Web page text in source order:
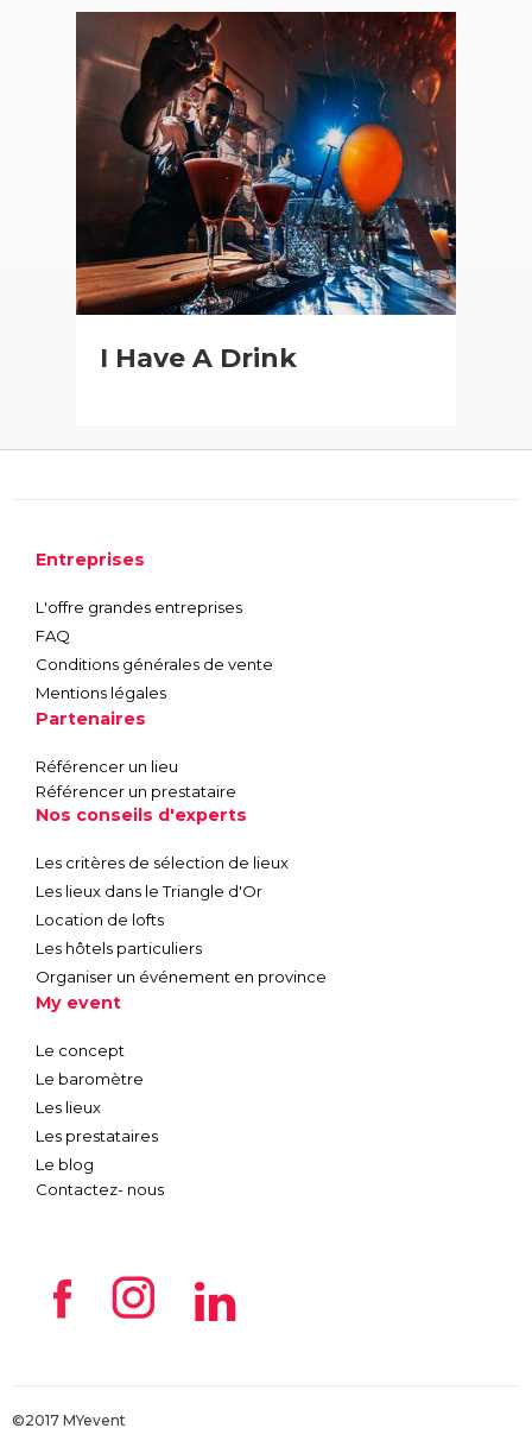
I Have A Drink
Entreprises
L'offre grandes entreprises
FAQ
Conditions générales de vente
Mentions légales
Partenaires
Référencer un lieu
Référencer un prestataire
Nos conseils d'experts
Les critères de sélection de lieux
Les lieux dans le Triangle d'Or
Location de lofts
Les hôtels particuliers
Organiser un événement en province
My event
Le concept
Le baromètre
Les lieux
Les prestataires
Le blog
Contactez- nous
©2017 MYevent